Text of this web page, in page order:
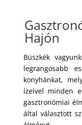
Hajón
Büszkék
legrangosabb
konyhánkat,
ízeivel minden
gasztronómiai
által választott